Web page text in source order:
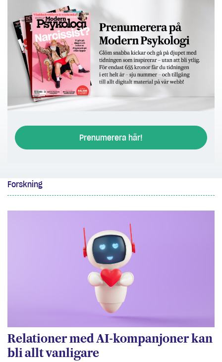
Prenumerera här!
Forskning
Relationer med AI-kompanjoner kan
bli allt vanligare